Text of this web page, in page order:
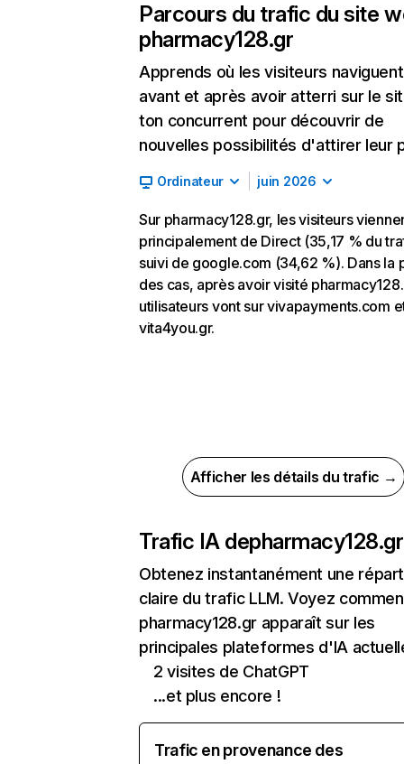
Parcours du trafic du site
pharmacy128.gr
Apprends où les visiteurs naviguent
avant et après avoir atterri sur le
ton concurrent pour découvrir de
nouvelles possibilités d'attirer leur
Ordinateur juin 2026
Sur pharmacy128.gr, les visiteurs
principalement de Direct (35,17 % du
suivi de google.com (34,62 %). Dans la
des cas, après avoir visité
utilisateurs vont sur vivapayments.com
vita4you.gr.
Afficher les détails du trafic →
Trafic IA depharmacy128.gr
Obtenez instantanément une
claire du trafic LLM. Voyez
pharmacy128.gr apparaît sur les
principales plateformes d'IA
2 visites de ChatGPT
...et plus encore !
Trafic en provenance des